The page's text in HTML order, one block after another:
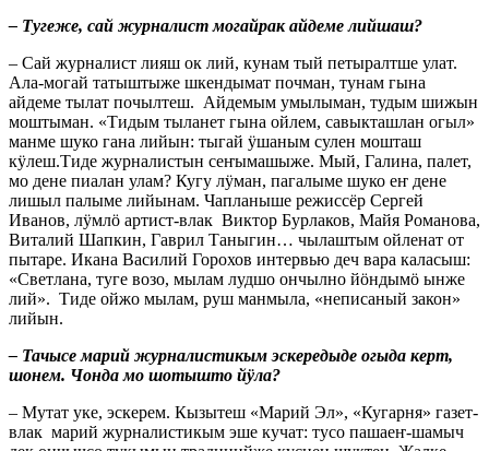
– Тугеже, сай журналист могайрак айдеме лийшаш?
– Сай журналист лияш ок лий, кунам тый петыралтше улат.
Ала-могай татыштыже шкендымат почман, тунам гына
айдеме тылат почылтеш. Айдемым умылыман, тудым шижын
моштыман. «Тидым тыланет гына ойлем, савыкташлан огыл»
манме шуко гана лийын: тыгай ӱшаным сулен мошташ
кӱлеш.Тиде журналистын сеҥымашыже. Мый, Галина, палет,
мо дене пиалан улам? Кугу лӱман, пагалыме шуко еҥ дене
лишыл палыме лийынам. Чапланыше режиссёр Сергей
Иванов, лӱмлӧ артист-влак Виктор Бурлаков, Майя Романова,
Виталий Шапкин, Гаврил Таныгин… чылаштым ойленат от
пытаре. Икана Василий Горохов интервью деч вара каласыш:
«Светлана, туге возо, мылам лудшо ончылно йӧндымӧ ынже
лий». Тиде ойжо мылам, руш манмыла, «неписаный закон»
лийын.
– Тачысе марий журналистикым эскередыде огыда керт,
шонем. Чонда мо шотышто йӱла?
– Мутат уке, эскерем. Кызытеш «Марий Эл», «Кугарня» газет-
влак марий журналистикым эше кучат: тусо пашаеҥ-шамыч